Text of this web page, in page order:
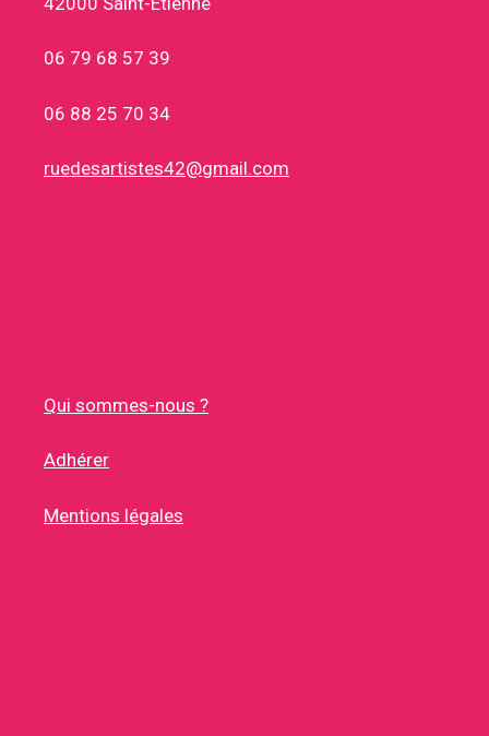
06 79 68 57 39
06 88 25 70 34
ruedesartistes42@gmail.com
Qui sommes-nous ?
Adhérer
Mentions légales